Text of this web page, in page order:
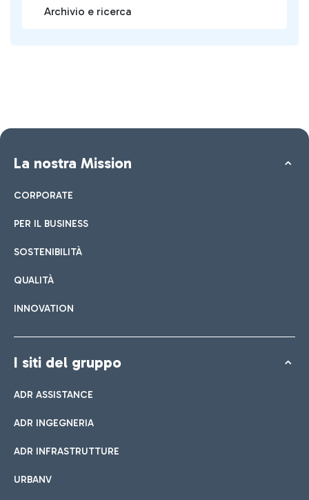
Archivio e ricerca
La nostra Mission
CORPORATE
PER IL BUSINESS
SOSTENIBILITÀ
QUALITÀ
INNOVATION
I siti del gruppo
ADR ASSISTANCE
ADR INGEGNERIA
ADR INFRASTRUTTURE
URBANV